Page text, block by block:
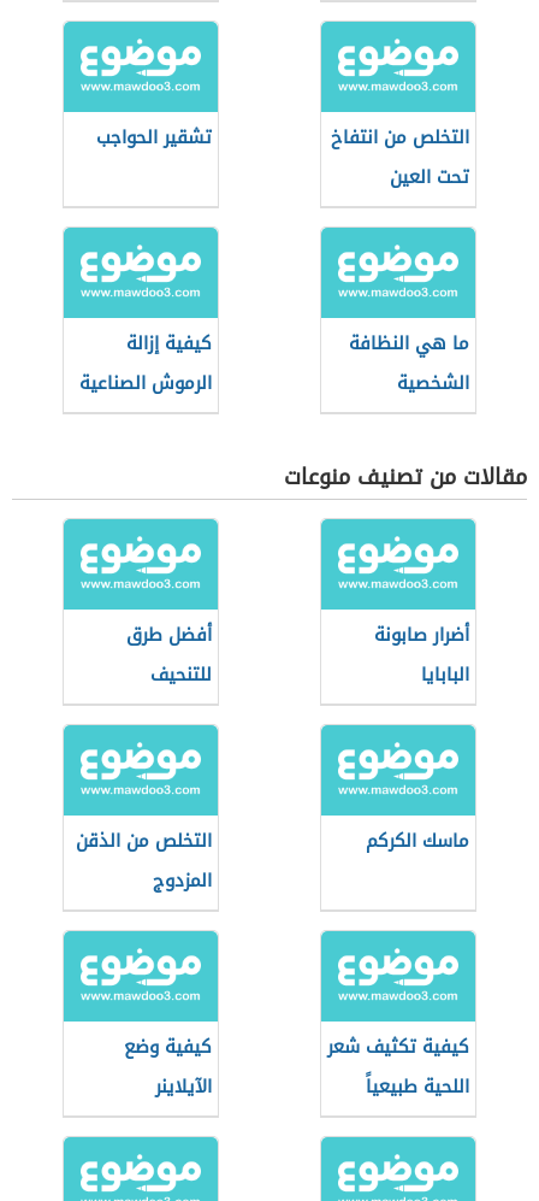
التخلص من انتفاخ
تحت العين
تشقير الحواجب
ما هي النظافة
الشخصية
كيفية إزالة
الرموش الصناعية
الدائمة
مقالات من تصنيف منوعات
أضرار صابونة
البابايا
أفضل طرق
للتنحيف
ماسك الكركم
التخلص من الذقن
المزدوج
كيفية تكثيف شعر
اللحية طبيعياً
كيفية وضع
الآيلاينر